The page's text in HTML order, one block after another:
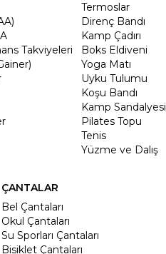
Takviyeleri
Termoslar
Direnç Bandı
Kamp Çadırı
Boks Eldiveni
Yoga Matı
Uyku Tulumu
Koşu Bandı
Kamp Sandalyesi
Pilates Topu
Tenis
Yüzme ve Dalış
ÇANTALAR
Bel Çantaları
Okul Çantaları
Su Sporları Çantaları
Bisiklet Çantaları